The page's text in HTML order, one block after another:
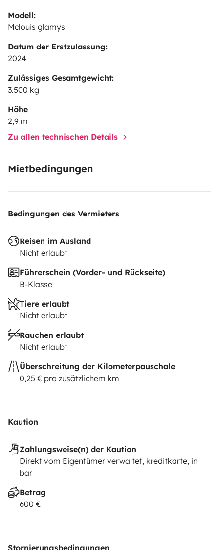
Modell:
Mclouis glamys
Datum der Erstzulassung:
2024
Zulässiges Gesamtgewicht:
3.500 kg
Höhe
2,9 m
Zu allen technischen Details
Mietbedingungen
Bedingungen des Vermieters
Reisen im Ausland
Nicht erlaubt
Führerschein (Vorder- und Rückseite)
B-Klasse
Tiere erlaubt
Nicht erlaubt
Rauchen erlaubt
Nicht erlaubt
Überschreitung der Kilometerpauschale
0,25 € pro zusätzlichem km
Kaution
Zahlungsweise(n) der Kaution
Direkt vom Eigentümer verwaltet, kreditkarte, in
bar
Betrag
600 €
Stornierungsbedingungen